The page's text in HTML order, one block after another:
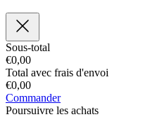
Sous-total
€0,00
Total avec frais d'envoi
€0,00
Commander
Poursuivre les achats